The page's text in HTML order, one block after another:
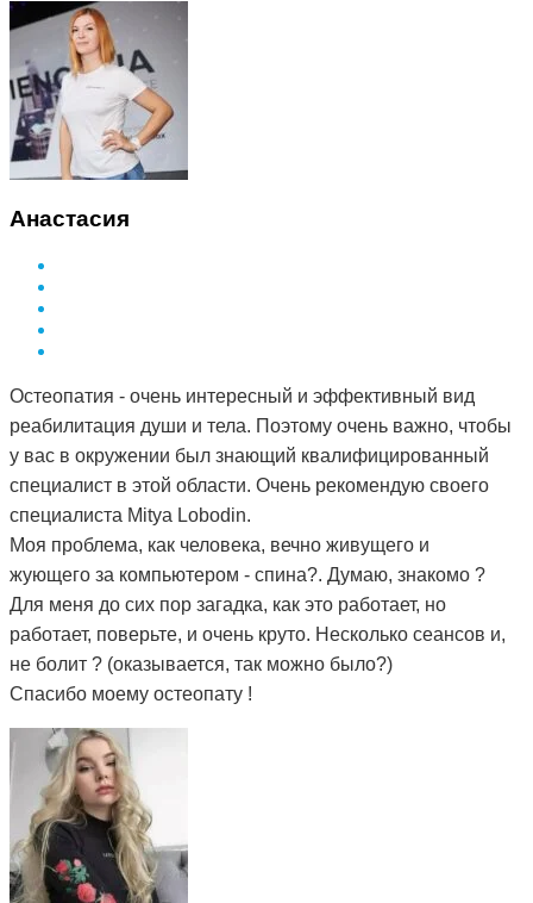
Анастасия
Остеопатия - очень интересный и эффективный вид
реабилитация души и тела. Поэтому очень важно, чтобы
у вас в окружении был знающий квалифицированный
специалист в этой области. Очень рекомендую своего
специалиста Mitya Lobodin.
Моя проблема, как человека, вечно живущего и
жующего за компьютером - спина?. Думаю, знакомо ?
Для меня до сих пор загадка, как это работает, но
работает, поверьте, и очень круто. Несколько сеансов и,
не болит ? (оказывается, так можно было?)
Спасибо моему остеопату !